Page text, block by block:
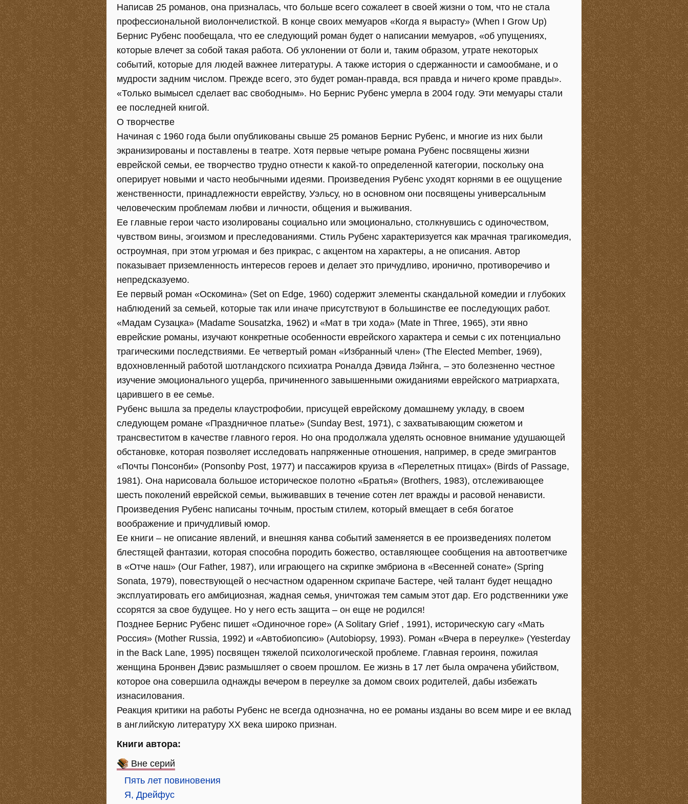
Написав 25 романов, она призналась, что больше всего сожалеет в своей жизни о том, что не стала
профессиональной виолончелисткой. В конце своих мемуаров «Когда я вырасту» (When I Grow Up)
Бернис Рубенс пообещала, что ее следующий роман будет о написании мемуаров, «об упущениях,
которые влечет за собой такая работа. Об уклонении от боли и, таким образом, утрате некоторых
событий, которые для людей важнее литературы. А также история о сдержанности и самообмане, и о
мудрости задним числом. Прежде всего, это будет роман-правда, вся правда и ничего кроме правды».
«Только вымысел сделает вас свободным». Но Бернис Рубенс умерла в 2004 году. Эти мемуары стали
ее последней книгой.
О творчестве
Начиная с 1960 года были опубликованы свыше 25 романов Бернис Рубенс, и многие из них были
экранизированы и поставлены в театре. Хотя первые четыре романа Рубенс посвящены жизни
еврейской семьи, ее творчество трудно отнести к какой-то определенной категории, поскольку она
оперирует новыми и часто необычными идеями. Произведения Рубенс уходят корнями в ее ощущение
женственности, принадлежности еврейству, Уэльсу, но в основном они посвящены универсальным
человеческим проблемам любви и личности, общения и выживания.
Ее главные герои часто изолированы социально или эмоционально, столкнувшись с одиночеством,
чувством вины, эгоизмом и преследованиями. Стиль Рубенс характеризуется как мрачная трагикомедия,
остроумная, при этом угрюмая и без прикрас, с акцентом на характеры, а не описания. Автор
показывает приземленность интересов героев и делает это причудливо, иронично, противоречиво и
непредсказуемо.
Ее первый роман «Оскомина» (Set on Edge, 1960) содержит элементы скандальной комедии и глубоких
наблюдений за семьей, которые так или иначе присутствуют в большинстве ее последующих работ.
«Мадам Сузацка» (Madame Sousatzka, 1962) и «Мат в три хода» (Mate in Three, 1965), эти явно
еврейские романы, изучают конкретные особенности еврейского характера и семьи с их потенциально
трагическими последствиями. Ее четвертый роман «Избранный член» (The Elected Member, 1969),
вдохновленный работой шотландского психиатра Роналда Дэвида Лэйнга, – это болезненно честное
изучение эмоционального ущерба, причиненного завышенными ожиданиями еврейского матриархата,
царившего в ее семье.
Рубенс вышла за пределы клаустрофобии, присущей еврейскому домашнему укладу, в своем
следующем романе «Праздничное платье» (Sunday Best, 1971), с захватывающим сюжетом и
трансвеститом в качестве главного героя. Но она продолжала уделять основное внимание удушающей
обстановке, которая позволяет исследовать напряженные отношения, например, в среде эмигрантов
«Почты Понсонби» (Ponsonby Post, 1977) и пассажиров круиза в «Перелетных птицах» (Birds of Passage,
1981). Она нарисовала большое историческое полотно «Братья» (Brothers, 1983), отслеживающее
шесть поколений еврейской семьи, выживавших в течение сотен лет вражды и расовой ненависти.
Произведения Рубенс написаны точным, простым стилем, который вмещает в себя богатое
воображение и причудливый юмор.
Ее книги – не описание явлений, и внешняя канва событий заменяется в ее произведениях полетом
блестящей фантазии, которая способна породить божество, оставляющее сообщения на автоответчике
в «Отче наш» (Our Father, 1987), или играющего на скрипке эмбриона в «Весенней сонате» (Spring
Sonata, 1979), повествующей о несчастном одаренном скрипаче Бастере, чей талант будет нещадно
эксплуатировать его амбициозная, жадная семья, уничтожая тем самым этот дар. Его родственники уже
ссорятся за свое будущее. Но у него есть защита – он еще не родился!
Позднее Бернис Рубенс пишет «Одиночное горе» (A Solitary Grief , 1991), историческую сагу «Мать
Россия» (Mother Russia, 1992) и «Автобиопсию» (Autobiopsy, 1993). Роман «Вчера в переулке» (Yesterday
in the Back Lane, 1995) посвящен тяжелой психологической проблеме. Главная героиня, пожилая
женщина Бронвен Дэвис размышляет о своем прошлом. Ее жизнь в 17 лет была омрачена убийством,
которое она совершила однажды вечером в переулке за домом своих родителей, дабы избежать
изнасилования.
Реакция критики на работы Рубенс не всегда однозначна, но ее романы изданы во всем мире и ее вклад
в английскую литературу XX века широко признан.
Книги автора:
Вне серий
Пять лет повиновения
Я, Дрейфус